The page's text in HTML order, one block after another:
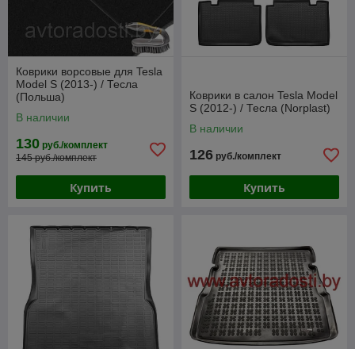
Коврики ворсовые для Tesla
Model S (2013-) / Тесла
(Польша)
В наличии
130 руб./комплект
145 руб./комплект
Купить
Коврики в салон Tesla Model
S (2012-) / Тесла (Norplast)
В наличии
126 руб./комплект
Купить